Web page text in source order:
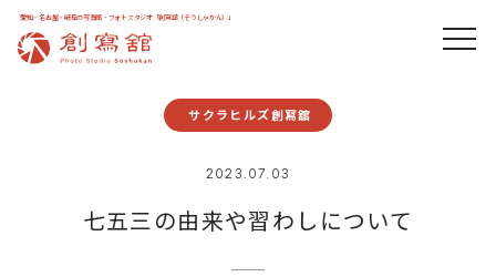
愛知・名古屋・岐阜の写真館・フォトスタジオ「創寫舘（そうしゃかん）」
サクラヒルズ創寫舘
2023.07.03
七五三の由来や習わしについて